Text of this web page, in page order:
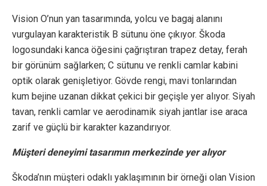
Vision O’nun yan tasarımında, yolcu ve bagaj alanını
vurgulayan karakteristik B sütunu öne çıkıyor. Škoda
logosundaki kanca öğesini çağrıştıran trapez detay, ferah
bir görünüm sağlarken; C sütunu ve renkli camlar kabini
optik olarak genişletiyor. Gövde rengi, mavi tonlarından
kum bejine uzanan dikkat çekici bir geçişle yer alıyor. Siyah
tavan, renkli camlar ve aerodinamik siyah jantlar ise araca
zarif ve güçlü bir karakter kazandırıyor.
Müşteri deneyimi tasarımın merkezinde yer alıyor
Škoda’nın müşteri odaklı yaklaşımının bir örneği olan Vision